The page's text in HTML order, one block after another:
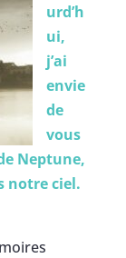
urd’h
ui,
j’ai
envie
de
vous
Neptune,
notre ciel.